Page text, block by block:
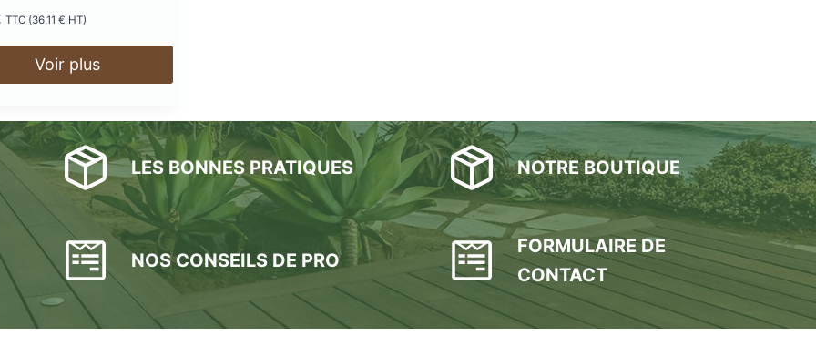
TTC (36,11 € HT)
Voir plus
LES BONNES PRATIQUES
NOS CONSEILS DE PRO
NOTRE BOUTIQUE
FORMULAIRE DE
CONTACT